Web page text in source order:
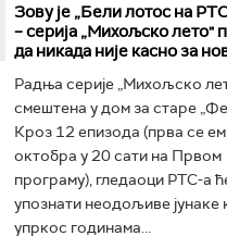
Зову је „Бели лотос на
– серија „Михољско лето"
да никада није касно за
Радња серије „Михољско
смештена у дом за старе
Кроз 12 епизода (прва се
октобра у 20 сати на Првом
програму), гледаоци РТС-а
упознати неодољиве јунаке
упркос годинама...